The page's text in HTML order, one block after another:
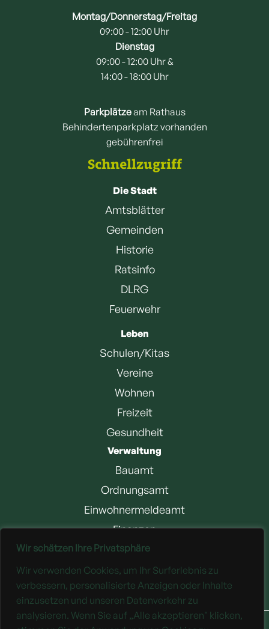
Wir schätzen Ihre Privatsphäre
Wir verwenden Cookies, um Ihr Surferlebnis zu
verbessern, personalisierte Anzeigen oder Inhalte
einzusetzen und unseren Datenverkehr zu
analysieren. Wenn Sie auf „Alle akzeptieren" klicken,
Montag/Donnerstag/Freitag
09:00 - 12:00 Uhr
Dienstag
09:00 - 12:00 Uhr &
14:00 - 18:00 Uhr
Parkplätzeam Rathaus
Behindertenparkplatz vorhanden
gebührenfrei
Schnellzugriff
Die Stadt
Amtsblätter
Gemeinden
Historie
Ratsinfo
DLRG
Feuerwehr
Leben
Schulen/Kitas
Vereine
Wohnen
Freizeit
Gesundheit
Verwaltung
Bauamt
Ordnungsamt
Einwohnermeldeamt
Finanzen
Jobangebote
Downloads